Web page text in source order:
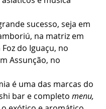
sucesso, seja em
na matriz em
do Iguaçu, no
Assunção, no
é uma das marcas do
bar e completo menu,